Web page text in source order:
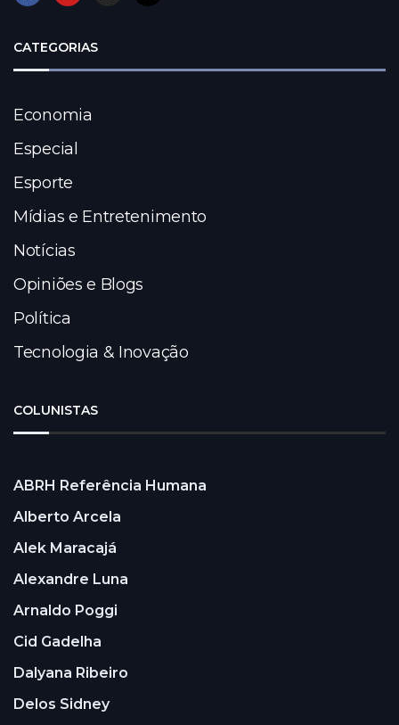
CATEGORIAS
Economia
Especial
Esporte
Mídias e Entretenimento
Notícias
Opiniões e Blogs
Política
Tecnologia & Inovação
COLUNISTAS
ABRH Referência Humana
Alberto Arcela
Alek Maracajá
Alexandre Luna
Arnaldo Poggi
Cid Gadelha
Dalyana Ribeiro
Delos Sidney